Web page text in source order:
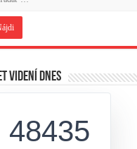
videní dnes
48435